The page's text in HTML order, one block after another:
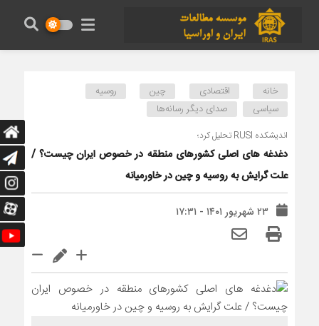
خانه اقتصادی چین
روسیه
سیاسی
صدای دیگر رسانه‌ها
اندیشکده RUSI تحلیل کرد؛
دغدغه های اصلی کشورهای منطقه در خصوص ایران چیست؟ /
علت گرایش به روسیه و چین در خاورمیانه
۲۳ شهریور ۱۴۰۱ - ۱۷:۳۱